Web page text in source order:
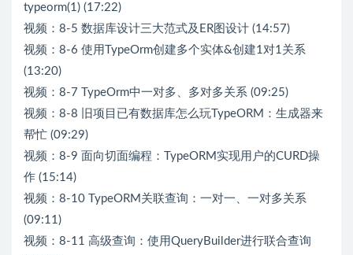
typeorm(1) (17:22)
视频：8-5 数据库设计三大范式及ER图设计 (14:57)
视频：8-6 使用TypeOrm创建多个实体&创建1对1关系
(13:20)
视频：8-7 TypeOrm中一对多、多对多关系 (09:25)
视频：8-8 旧项目已有数据库怎么玩TypeORM：生成器来
帮忙 (09:29)
视频：8-9 面向切面编程：TypeORM实现用户的CURD操
作 (15:14)
视频：8-10 TypeORM关联查询：一对一、一对多关系
(09:11)
视频：8-11 高级查询：使用QueryBuilder进行联合查询